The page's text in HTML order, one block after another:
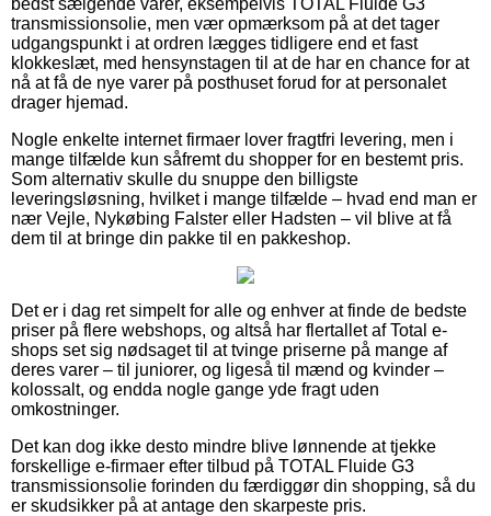
transmissionsolie, men vær opmærksom på at det tager
udgangspunkt i at ordren lægges tidligere end et fast
klokkeslæt, med hensynstagen til at de har en chance for at
nå at få de nye varer på posthuset forud for at personalet
drager hjemad.
Nogle enkelte internet firmaer lover fragtfri levering, men i
mange tilfælde kun såfremt du shopper for en bestemt pris.
Som alternativ skulle du snuppe den billigste
leveringsløsning, hvilket i mange tilfælde – hvad end man er
nær Vejle, Nykøbing Falster eller Hadsten – vil blive at få
dem til at bringe din pakke til en pakkeshop.
Det er i dag ret simpelt for alle og enhver at finde de bedste
priser på flere webshops, og altså har flertallet af Total e-
shops set sig nødsaget til at tvinge priserne på mange af
deres varer – til juniorer, og ligeså til mænd og kvinder –
kolossalt, og endda nogle gange yde fragt uden
omkostninger.
Det kan dog ikke desto mindre blive lønnende at tjekke
forskellige e-firmaer efter tilbud på TOTAL Fluide G3
transmissionsolie forinden du færdiggør din shopping, så du
er skudsikker på at antage den skarpeste pris.